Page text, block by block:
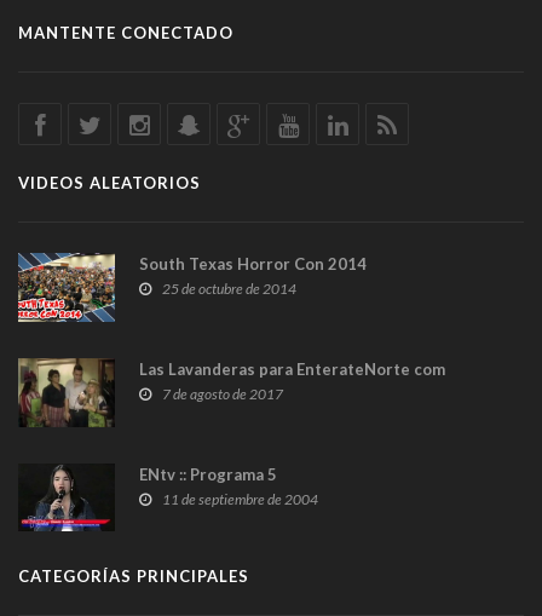
MANTENTE CONECTADO
VIDEOS ALEATORIOS
South Texas Horror Con 2014
25 de octubre de 2014
Las Lavanderas para EnterateNorte com
7 de agosto de 2017
ENtv :: Programa 5
11 de septiembre de 2004
CATEGORÍAS PRINCIPALES